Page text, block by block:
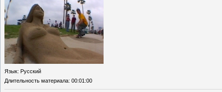
Язык: Русский
Длительность материала: 00:01:00